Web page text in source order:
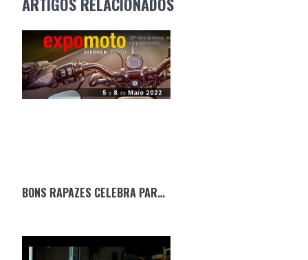
BONS RAPAZES CELEBRA PARCERIA COM A EXPOMOTO